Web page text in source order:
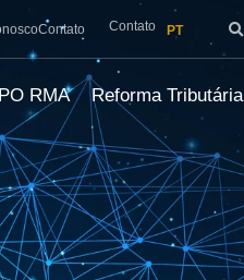
Contato Contato PT
RMA Reforma Tributária